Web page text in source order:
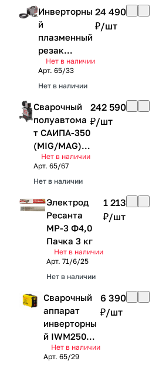
Инверторны
й
плазменный
резак
ИПР-40К
Ресанта
(контактный
поджиг)
Нет в наличии
Арт. 65/33
Нет в наличии
24 490
₽/шт
Сварочный
полуавтома
т САИПА-350
(MIG/MAG)
Ресанта
Нет в наличии
Арт. 65/67
Нет в наличии
242 590
₽/шт
Электрод
Ресанта
МР-3 Ф4,0
Пачка 3 кг
Нет в наличии
Арт. 71/6/25
Нет в наличии
1 213
₽/шт
Сварочный
аппарат
инверторны
й IWM250
Eurolux
Нет в наличии
Арт. 65/29
6 390
₽/шт